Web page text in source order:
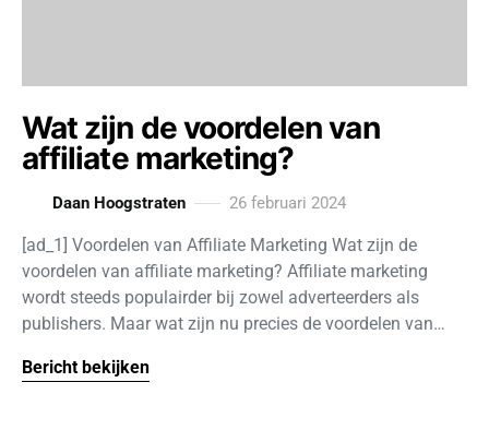
Wat zijn de voordelen van
affiliate marketing?
Daan Hoogstraten 26 februari 2024
[ad_1] Voordelen van Affiliate Marketing Wat zijn de
voordelen van affiliate marketing? Affiliate marketing
wordt steeds populairder bij zowel adverteerders als
publishers. Maar wat zijn nu precies de voordelen van…
Bericht bekijken